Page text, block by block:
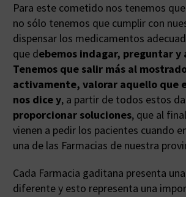
Para este cometido nos tenemos
no sólo tenemos que cumplir con
dispensar los medicamentos
que debemos indagar, preguntar y
Tenemos que salir más al
activamente, valorar aquello que
nos dice y, a partir de todos estos
proporcionar soluciones, que al
vienen a pedir los pacientes cuando
una de las Farmacias de nuestra
Cada Farmacia gaditana presenta
diferente y esto representa una